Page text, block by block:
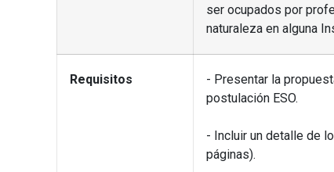
ser ocupados por
naturaleza en alguna
Requisitos
- Presentar la
postulación ESO.
- Incluir un detalle de
páginas).